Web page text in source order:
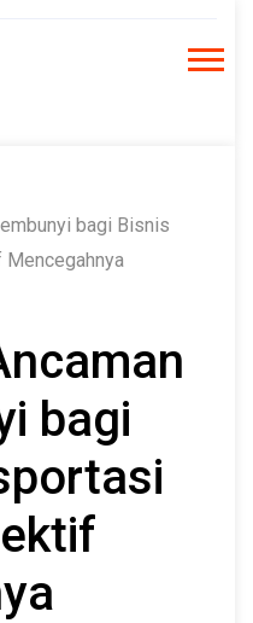
bagi Bisnis
bagi